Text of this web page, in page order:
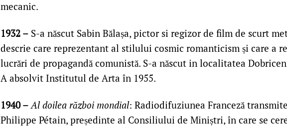
mecanic.
1932 – S-a născut Sabin Bălașa, pictor si regizor de film de scurt
descrie care reprezentant al stilului cosmic romanticism și care a
lucrări de propagandă comunistă. S-a născut in localitatea
A absolvit Institutul de Arta în 1955.
1940 – Al doilea război mondial: Radiodifuziunea Franceză
Philippe Pétain, președinte al Consiliului de Miniștri, în care se